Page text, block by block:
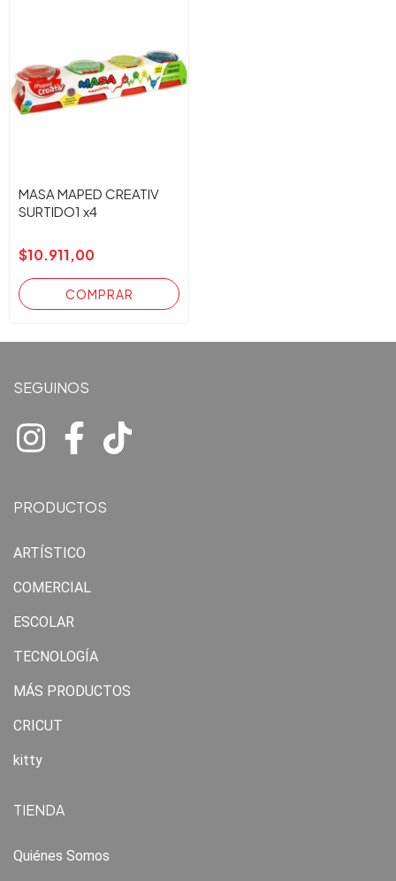
MASA MAPED CREATIV
SURTIDO1 x4
$10.911,00
SEGUINOS
PRODUCTOS
ARTÍSTICO
COMERCIAL
ESCOLAR
TECNOLOGÍA
MÁS PRODUCTOS
CRICUT
kitty
TIENDA
Quiénes Somos